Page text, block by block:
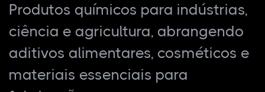
Produtos químicos para indústrias,
ciência e agricultura, abrangendo
aditivos alimentares, cosméticos e
materiais essenciais para